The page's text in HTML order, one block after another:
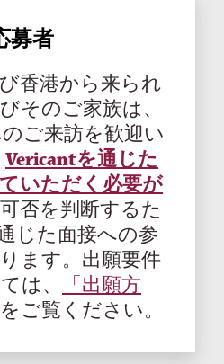
募者
香港から来られ
そのご家族は、
ご来訪を歓迎い
Vericantを通じた
いただく必要が
否を判断するた
じた面接への参
ます。出願要件
は、
「出願方
ご覧ください。